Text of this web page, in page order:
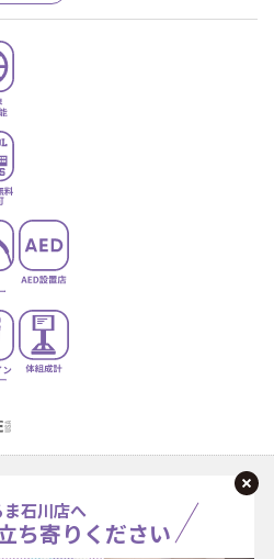
ま石川店へ
ち寄りください